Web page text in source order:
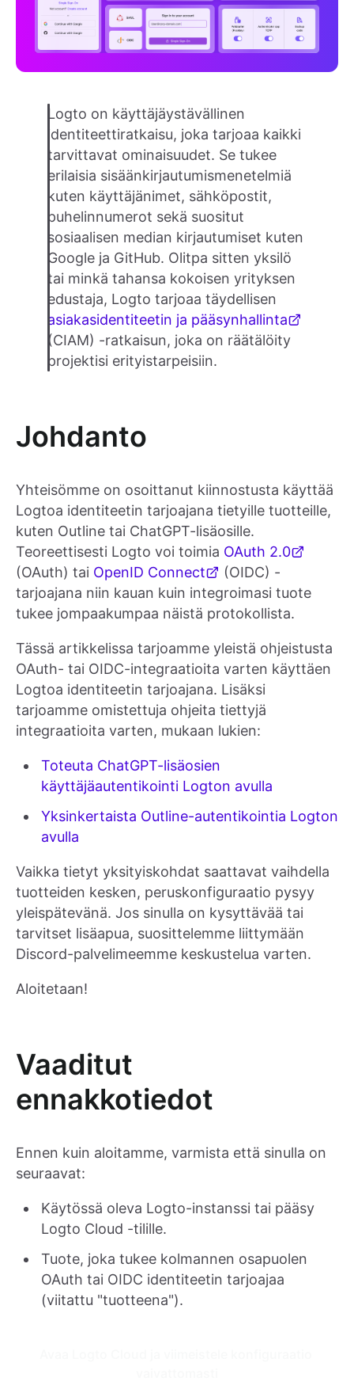
Logto on käyttäjäystävällinen
identiteettiratkaisu, joka tarjoaa kaikki
tarvittavat ominaisuudet. Se tukee
erilaisia sisäänkirjautumismenetelmiä
kuten käyttäjänimet, sähköpostit,
puhelinnumerot sekä suositut
sosiaalisen median kirjautumiset kuten
Google ja GitHub. Olitpa sitten yksilö
tai minkä tahansa kokoisen yrityksen
edustaja, Logto tarjoaa täydellisen
asiakasidentiteetin ja pääsynhallinta
(CIAM) -ratkaisun, joka on räätälöity
projektisi erityistarpeisiin.
Johdanto
Yhteisömme on osoittanut kiinnostusta käyttää
Logtoa identiteetin tarjoajana tietyille tuotteille,
kuten Outline tai ChatGPT-lisäosille.
Teoreettisesti Logto voi toimia OAuth 2.0
(OAuth) tai OpenID Connect
(OIDC) -
tarjoajana niin kauan kuin integroimasi tuote
tukee jompaakumpaa näistä protokollista.
Tässä artikkelissa tarjoamme yleistä ohjeistusta
OAuth- tai OIDC-integraatioita varten käyttäen
Logtoa identiteetin tarjoajana. Lisäksi
tarjoamme omistettuja ohjeita tiettyjä
integraatioita varten, mukaan lukien:
Toteuta ChatGPT-lisäosien
käyttäjäautentikointi Logton avulla
Yksinkertaista Outline-autentikointia Logton
avulla
Vaikka tietyt yksityiskohdat saattavat vaihdella
tuotteiden kesken, peruskonfiguraatio pysyy
yleispätevänä. Jos sinulla on kysyttävää tai
tarvitset lisäapua, suosittelemme liittymään
Discord-palvelimeemme keskustelua varten.
Aloitetaan!
Vaaditut
ennakkotiedot
Ennen kuin aloitamme, varmista että sinulla on
seuraavat:
Käytössä oleva Logto-instanssi tai pääsy
Logto Cloud -tilille.
Tuote, joka tukee kolmannen osapuolen
OAuth tai OIDC identiteetin tarjoajaa
(viitattu "tuotteena").